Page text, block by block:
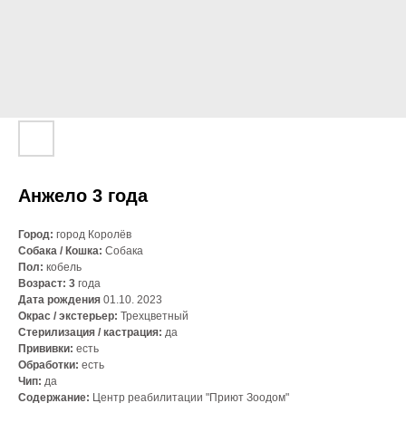
Анжело 3 года
Город: город Королёв
Собака / Кошка: Собака
Пол: кобель
Возраст: 3 года
Дата рождения 01.10. 2023
Окрас / экстерьер: Трехцветный
Стерилизация / кастрация: да
Прививки: есть
Обработки: есть
Чип: да
Содержание: Центр реабилитации "Приют Зоодом"